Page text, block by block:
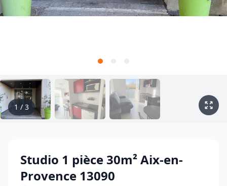
1 / 3
Studio 1 pièce 30m² Aix-en-
Provence 13090